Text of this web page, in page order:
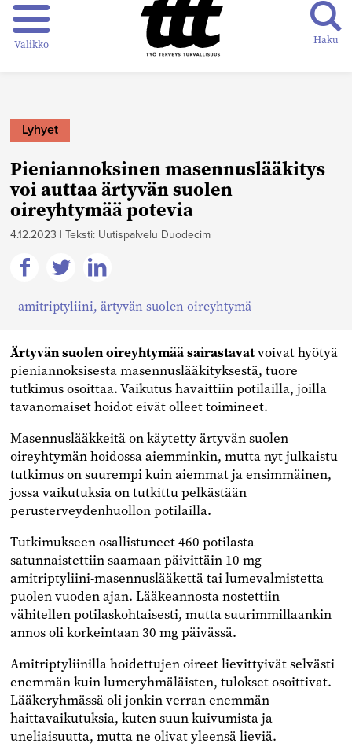
Valikko Haku
Lyhyet
Pieniannoksinen masennuslääkitys
voi auttaa ärtyvän suolen
oireyhtymää potevia
4.12.2023 | Teksti: Uutispalvelu Duodecim
Jaa
Facebookissa
Jaa
Twitterissä
Jaa
Linkedinissä
amitriptyliini, ärtyvän suolen oireyhtymä
Ärtyvän suolen oireyhtymää sairastavatvoivat hyötyä
pieniannoksisesta masennuslääkityksestä, tuore
tutkimus osoittaa. Vaikutus havaittiin potilailla, joilla
tavanomaiset hoidot eivät olleet toimineet.
Masennuslääkkeitä on käytetty ärtyvän suolen
oireyhtymän hoidossa aiemminkin, mutta nyt julkaistu
tutkimus on suurempi kuin aiemmat ja ensimmäinen,
jossa vaikutuksia on tutkittu pelkästään
perusterveydenhuollon potilailla.
Tutkimukseen osallistuneet 460 potilasta
satunnaistettiin saamaan päivittäin 10 mg
amitriptyliini-masennuslääkettä tai lumevalmistetta
puolen vuoden ajan. Lääkeannosta nostettiin
vähitellen potilaskohtaisesti, mutta suurimmillaankin
annos oli korkeintaan 30 mg päivässä.
Amitriptyliinilla hoidettujen oireet lievittyivät selvästi
enemmän kuin lumeryhmäläisten, tulokset osoittivat.
Lääkeryhmässä oli jonkin verran enemmän
haittavaikutuksia, kuten suun kuivumista ja
uneliaisuutta, mutta ne olivat yleensä lieviä.